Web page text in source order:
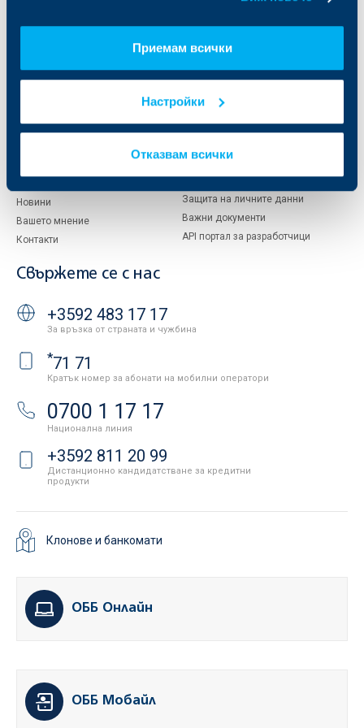
Приемам всички
Настройки
Отказвам всички
Управление
Тарифи и общи условия
Новини
Вашето мнение
Контакти
ОББ Пенсионно осигуряване
ОББ Асет мениджмънт
Продажба на имоти
Условия за ползване на сайта
Бисквитки
Защита на личните данни
Важни документи
API портал за разработчици
Свържете се с нас
+3592 483 17 17
За връзка от страната и чужбина
*71 71
Кратък номер за абонати на мобилни оператори
0700 1 17 17
Национална линия
+3592 811 20 99
Дистанционно кандидатстване за кредитни
продукти
Клонове и банкомати
ОББ Онлайн
ОББ Мобайл